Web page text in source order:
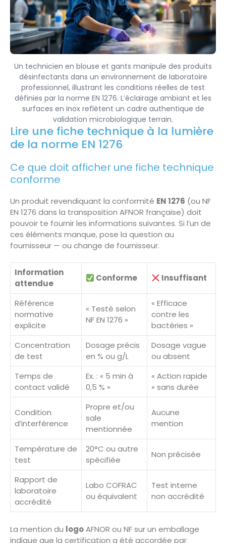
Un technicien en blouse et gants manipule des produits
désinfectants dans un environnement de laboratoire
professionnel, illustrant les conditions réelles de test
définies par la norme EN 1276. L’éclairage ambiant et les
surfaces en inox reflètent un cadre authentique de
validation microbiologique terrain.
Lire une fiche technique à la lumière
de la norme EN 1276
Ce que doit afficher une fiche technique
conforme
Un produit revendiquant la conformité EN 1276 (ou NF
EN 1276 dans la transposition AFNOR française) doit
pouvoir te fournir les informations suivantes. Si l’un de
ces éléments manque, pose la question au
fournisseur — ou change de fournisseur.
Information
attendue
Conforme Insuffisant
Référence
normative
explicite
« Testé selon
NF EN 1276 »
« Efficace
contre les
bactéries »
Concentration
de test
Dosage précis
en % ou g/L
Dosage vague
ou absent
Temps de
contact validé
Ex. : « 5 min à
0,5 % »
« Action rapide
» sans durée
Condition
d’interférence
Propre et/ou
sale
mentionnée
Aucune
mention
Température de
test
20°C ou autre
spécifiée
Non précisée
Rapport de
laboratoire
accrédité
Labo COFRAC
ou équivalent
Test interne
non accrédité
La mention du logoAFNOR ou NF sur un emballage
indique que la certification a été accordée par